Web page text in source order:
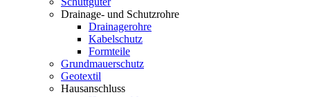
Drainage- und Schutzrohre
Drainagerohre
Kabelschutz
Formteile
Grundmauerschutz
Geotextil
Hausanschluss